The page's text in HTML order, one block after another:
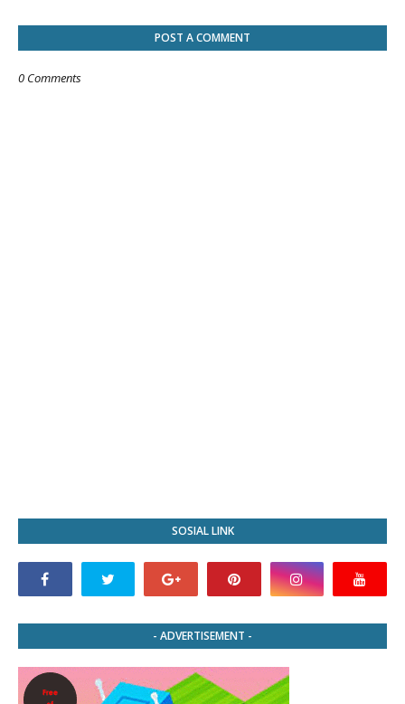
POST A COMMENT
0 Comments
SOSIAL LINK
- ADVERTISEMENT -